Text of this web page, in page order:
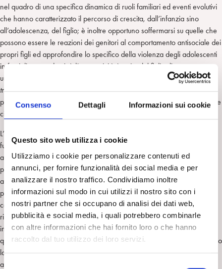
Consenso Dettagli Informazioni sui cookie
Questo sito web utilizza i cookie
Utilizziamo i cookie per personalizzare contenuti ed
annunci, per fornire funzionalità dei social media e per
analizzare il nostro traffico. Condividiamo inoltre
informazioni sul modo in cui utilizzi il nostro sito con i
nostri partner che si occupano di analisi dei dati web,
pubblicità e social media, i quali potrebbero combinarle
con altre informazioni che hai fornito loro o che hanno
raccolto dal tuo utilizzo dei loro servizi.
S
nel quadro di una specifica dinamica di ruoli familiari ed eventi evolutivi
che hanno caratterizzato il percorso di crescita, dall’infanzia sino
all’adolescenza, del figlio; è inoltre opportuno soffermarsi su quelle che
possono essere le reazioni dei genitori al comportamento antisociale dei
propri figli ed approfondire lo specifico della violenza degli adolescenti
in famiglia, quando cioè l’aggressività è agita dal figlio direttamente su
uno o entrambi i genitori. I costanti confronti con i modelli diparent
traininge con l’approccio multisistemico consentono riflessioni anche
pratiche ed operative su quelle che sono lebest practiceattuali in queste
circostanze.
L’intervento penale è possibile con questi ragazzi? Ma soprattutto,
funziona oppure no? Al di là del pessimismo che albergava fino ad
alcuni decenni fa anche in autorevoli esponenti della teoria
psicoanalitica e della pratica psicoterapeutica ed oltre a posizioni
autoreferenziali e dettate più dal senso comune che non da una
posizione scientifica e clinica rispetto a questo tema, gli autori
consentono al lettore di seguire un discorso che a partire dai dati delle
ricerche empiriche e a seguire attraverso il confronto tra paradigmi di
intervento clinico differenti ma integrabili tra loro, tenta di rispondere a
queste sfide, e mostra un’ottica con la quale è possibile osservare l’intero
lavoro dello psicologo all’interno della Giustizia Minorile ma soprattutto
attraverso cui concettualizzare la messa alla prova, uno degli strumenti